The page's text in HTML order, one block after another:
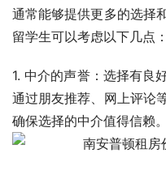
通常能够提供更多的选择
留学生可以考虑以下几点：
1. 中介的声誉：选择有良
通过朋友推荐、网上评论
确保选择的中介值得信赖。